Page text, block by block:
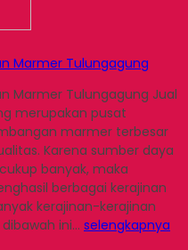
Marmer Tulungagung
Marmer Tulungagung Jual
merupakan pusat
marmer terbesar
Karena sumber daya
banyak, maka
berbagai kerajinan
kerajinan-kerajinan
ini… selengkapnya